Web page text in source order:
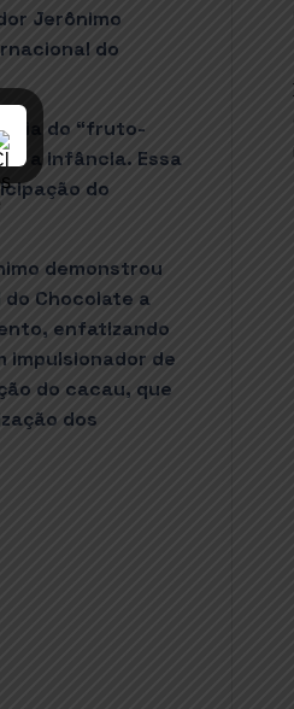
Jerônimo
do
do “fruto-
a infância. Essa
do
demonstrou
Chocolate a
enfatizando
impulsionador de
do cacau, que
dos